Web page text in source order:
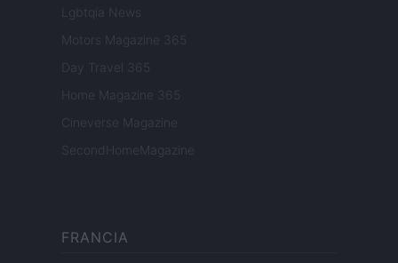
Lgbtqia News
Motors Magazine 365
Day Travel 365
Home Magazine 365
Cineverse Magazine
SecondHomeMagazine
FRANCIA